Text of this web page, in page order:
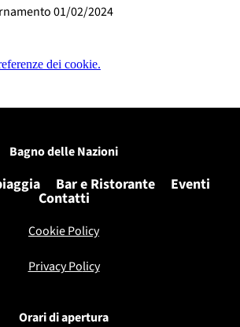
01/02/2024
dei cookie.
Bagno delle Nazioni
Bar e Ristorante Eventi
Contatti
Cookie Policy
Privacy Policy
Orari di apertura